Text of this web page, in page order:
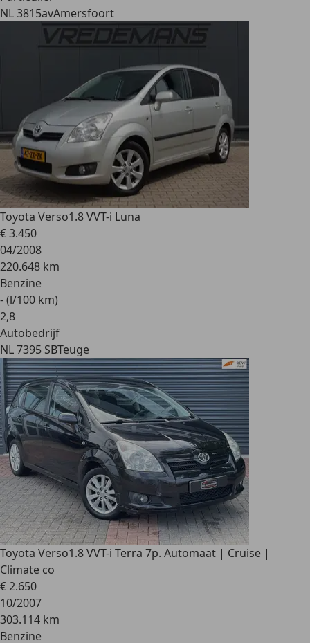
NL 3815avAmersfoort
Toyota Verso1.8 VVT-i Luna
€ 3.450
04/2008
220.648 km
Benzine
- (l/100 km)
2,8
Autobedrijf
NL 7395 SBTeuge
Toyota Verso1.8 VVT-i Terra 7p. Automaat | Cruise |
Climate co
€ 2.650
10/2007
303.114 km
Benzine